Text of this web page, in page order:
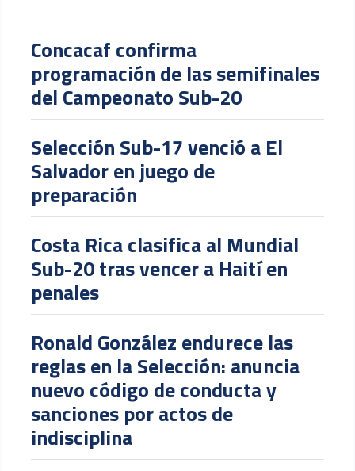
Concacaf confirma
programación de las semifinales
del Campeonato Sub-20
Selección Sub-17 venció a El
Salvador en juego de
preparación
Costa Rica clasifica al Mundial
Sub-20 tras vencer a Haití en
penales
Ronald González endurece las
reglas en la Selección: anuncia
nuevo código de conducta y
sanciones por actos de
indisciplina